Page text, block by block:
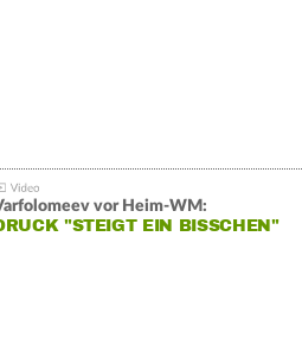
vor Heim-WM:
"STEIGT EIN BISSCHEN"